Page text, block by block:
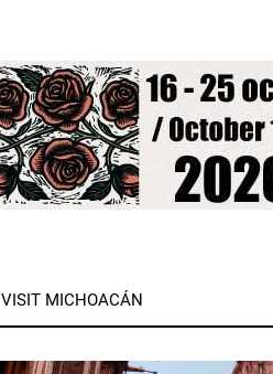
VISIT MICHOACÁN